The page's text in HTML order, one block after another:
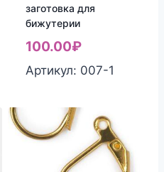
заготовка для
бижутерии
100.00₽
Артикул: 007-1